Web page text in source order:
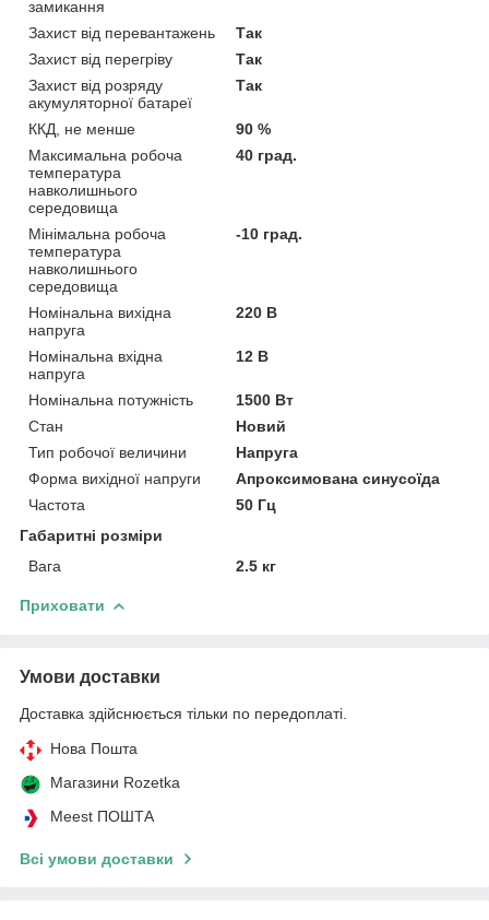
замикання
Захист від перевантажень
Так
Захист від перегріву
Так
Захист від розряду
акумуляторної батареї
Так
ККД, не менше
90 %
Максимальна робоча
температура
навколишнього
середовища
40 град.
Мінімальна робоча
температура
навколишнього
середовища
-10 град.
Номінальна вихідна
напруга
220 В
Номінальна вхідна
напруга
12 В
Номінальна потужність
1500 Вт
Стан
Новий
Тип робочої величини
Напруга
Форма вихідної напруги
Апроксимована синусоїда
Частота
50 Гц
Габаритні розміри
Вага
2.5 кг
Приховати
Умови доставки
Доставка здійснюється тільки по передоплаті.
Нова Пошта
Магазини Rozetka
Meest ПОШТА
Всі умови доставки